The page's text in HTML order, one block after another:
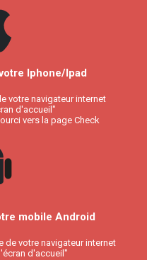
Iphone/Ipad
votre navigateur internet
d'accueil"
vers la page Check
mobile Android
de votre navigateur internet
d'accueil"